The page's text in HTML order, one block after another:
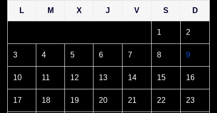
L M X J V S D
1 2
3 4 5 6 7 8 9
10 11 12 13 14 15 16
17 18 19 20 21 22 23